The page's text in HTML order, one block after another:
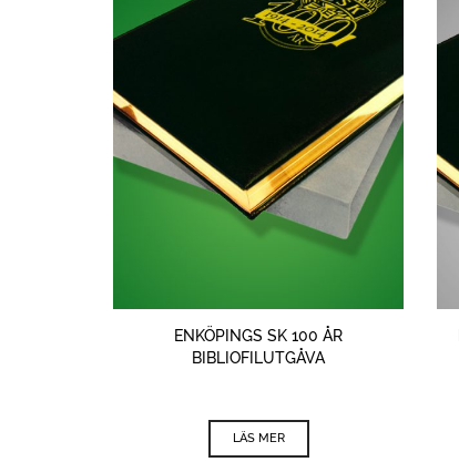
ENKÖPINGS SK 100 ÅR
BIBLIOFILUTGÅVA
LÄS MER